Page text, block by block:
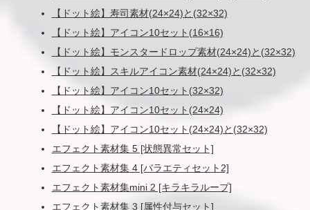
【ドット絵】寿司素材(24×24)と(32×32)
【ドット絵】アイコン10セット(16×16)
【ドット絵】モンスタードロップ素材(24×24)と(32×32)
【ドット絵】スキルアイコン素材(24×24)と(32×32)
【ドット絵】アイコン10セット(32×32)
【ドット絵】アイコン10セット(24×24)
【ドット絵】アイコン10セット(24×24)と(32×32)
エフェクト素材集 5 [状態異常セット]
エフェクト素材集 4 [バラエティセット2]
エフェクト素材集mini 2 [キラキラループ]
エフェクト素材集 3 [属性付与セット]